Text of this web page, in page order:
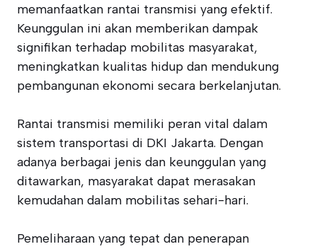
memanfaatkan rantai transmisi yang efektif.
Keunggulan ini akan memberikan dampak
signifikan terhadap mobilitas masyarakat,
meningkatkan kualitas hidup dan mendukung
pembangunan ekonomi secara berkelanjutan.
Rantai transmisi memiliki peran vital dalam
sistem transportasi di DKI Jakarta. Dengan
adanya berbagai jenis dan keunggulan yang
ditawarkan, masyarakat dapat merasakan
kemudahan dalam mobilitas sehari-hari.
Pemeliharaan yang tepat dan penerapan